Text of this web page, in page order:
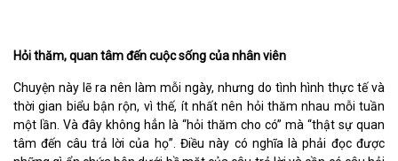
Hỏi thăm, quan tâm đến cuộc sống của nhân viên
Chuyện này lẽ ra nên làm mỗi ngày, nhưng do tình hình thực tế và
thời gian biểu bận rộn, vì thế, ít nhất nên hỏi thăm nhau mỗi tuần
một lần. Và đây không hẳn là “hỏi thăm cho có” mà “thật sự quan
tâm đến câu trả lời của họ”. Điều này có nghĩa là phải đọc được